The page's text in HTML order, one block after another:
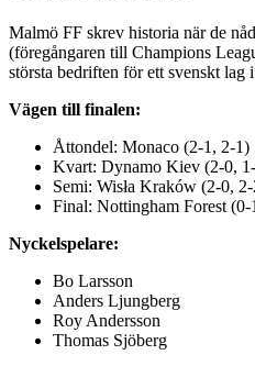
Malmö FF skrev historia när de
(föregångaren till Champions
största bedriften för ett svenskt lag
Vägen till finalen:
Åttondel: Monaco (2-1, 2-1)
Kvart: Dynamo Kiev (2-0,
Semi: Wisła Kraków (2-0,
Final: Nottingham Forest (0-
Nyckelspelare:
Bo Larsson
Anders Ljungberg
Roy Andersson
Thomas Sjöberg